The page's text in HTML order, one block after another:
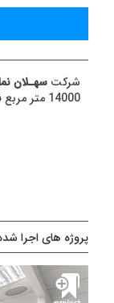
شرکتسهـلان
14000 متر مربع فضای تولید و با کارنامه تجهیز بیش از یک میلیون متر مربع فضای اداری، توانایی پاسخ گویی به نیازهای وسیعی از سازمان‌ها و شرکت ها به صورت همزمان را دارد.
پروژه های اجرا